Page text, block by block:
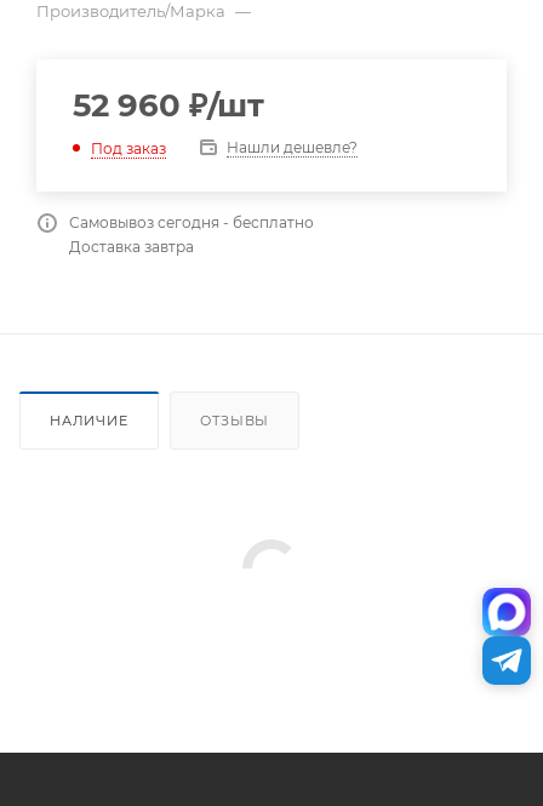
Производитель/Марка —
52 960 ₽/шт
Под заказ Нашли дешевле?
Самовывоз сегодня - бесплатно
Доставка завтра
НАЛИЧИЕ ОТЗЫВЫ